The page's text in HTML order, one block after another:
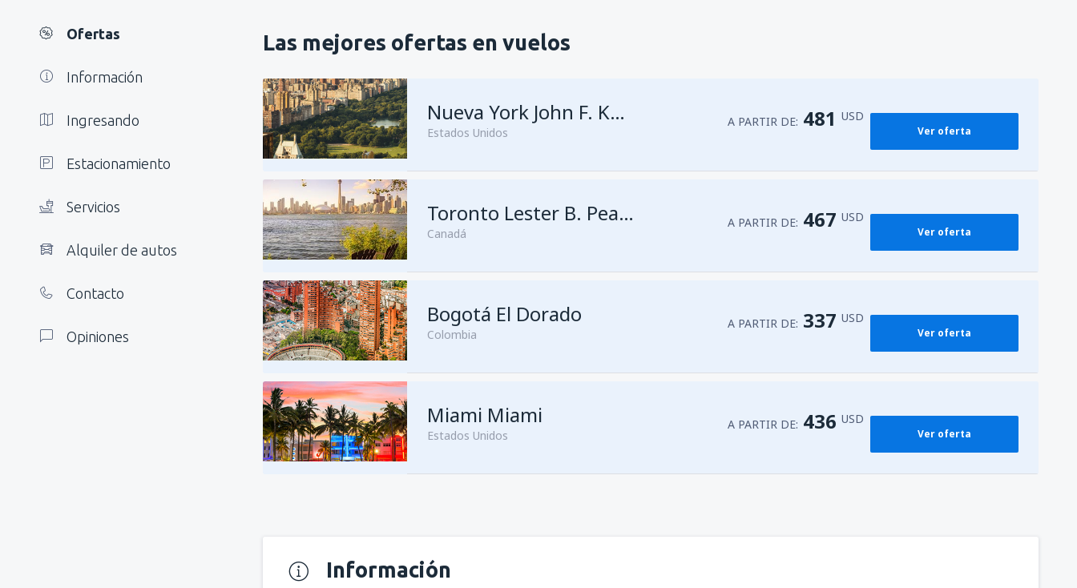
Ofertas
Información
Ingresando
Estacionamiento
Servicios
Alquiler de autos
Contacto
Opiniones
Las mejores ofertas en vuelos
Nueva York John F. Kennedy
Estados Unidos
A PARTIR DE: 481 USD
Ver oferta
Toronto Lester B. Pearson
Canadá
A PARTIR DE: 467 USD
Ver oferta
Bogotá El Dorado
Colombia
A PARTIR DE: 337 USD
Ver oferta
Miami Miami
Estados Unidos
A PARTIR DE: 436 USD
Ver oferta
Información